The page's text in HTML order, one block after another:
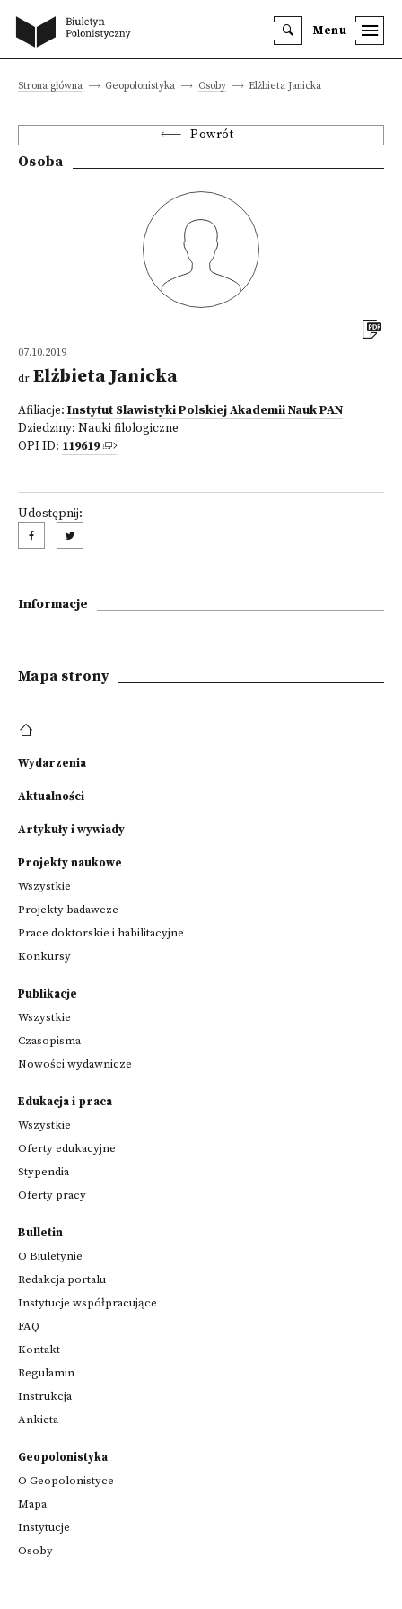
Menu
Strona główna Geopolonistyka Osoby Elżbieta Janicka
Powrót
Osoba
07.10.2019
dr Elżbieta Janicka
Afiliacje: Instytut Slawistyki Polskiej Akademii Nauk PAN
Dziedziny: Nauki filologiczne
OPI ID: 119619
Udostępnij:
Informacje
Mapa strony
Wydarzenia
Aktualności
Artykuły i wywiady
Projekty naukowe
Wszystkie
Projekty badawcze
Prace doktorskie i habilitacyjne
Konkursy
Publikacje
Wszystkie
Czasopisma
Nowości wydawnicze
Edukacja i praca
Wszystkie
Oferty edukacyjne
Stypendia
Oferty pracy
Bulletin
O Biuletynie
Redakcja portalu
Instytucje współpracujące
FAQ
Kontakt
Regulamin
Instrukcja
Ankieta
Geopolonistyka
O Geopolonistyce
Mapa
Instytucje
Osoby